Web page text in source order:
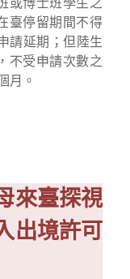
或博士班學生之
臺停留期間不得
請延期；但陸生
不受申請次數之
月。
來臺探視
出境許可